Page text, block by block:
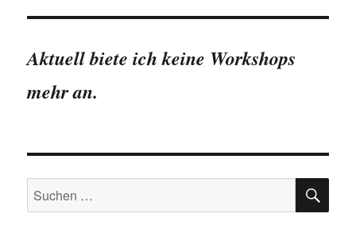
Aktuell biete ich keine Workshops
mehr an.
Suchen
nach: